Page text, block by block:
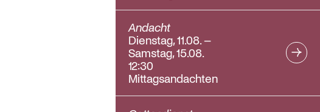
Andacht
Dienstag, 11.08. –
Samstag, 15.08.
12:30
Mittagsandachten